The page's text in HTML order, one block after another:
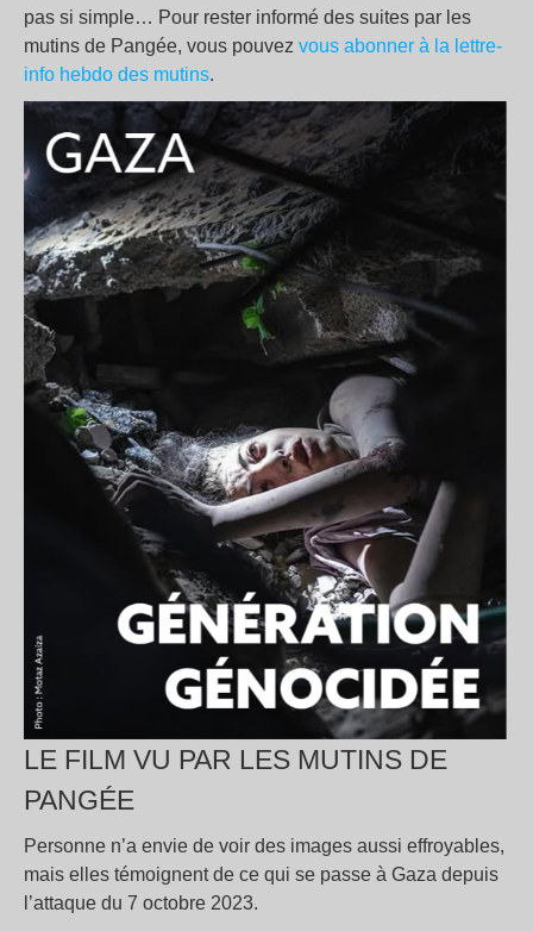
pas si simple… Pour rester informé des suites par les
mutins de Pangée, vous pouvez vous abonner à la lettre-
info hebdo des mutins.
LE FILM VU PAR LES MUTINS DE
PANGÉE
Personne n’a envie de voir des images aussi effroyables,
mais elles témoignent de ce qui se passe à Gaza depuis
l’attaque du 7 octobre 2023.